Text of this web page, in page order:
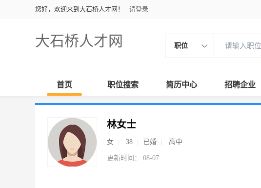
您好，欢迎来到大石桥人才网！ 请登录
大石桥人才网 职位
首页 职位搜索 简历中心 招聘企业
林女士
女 38 已婚 高中
更新时间： 08-07